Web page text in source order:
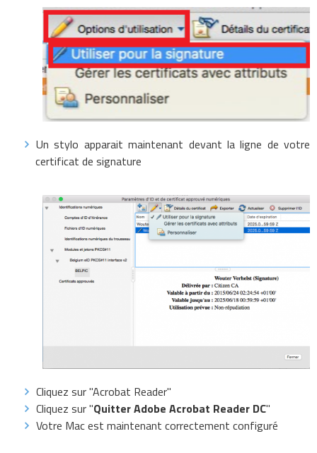
Un stylo apparait maintenant devant la ligne de votre
certificat de signature
Cliquez sur "Acrobat Reader"
Cliquez sur "Quitter Adobe Acrobat Reader DC"
Votre Mac est maintenant correctement configuré